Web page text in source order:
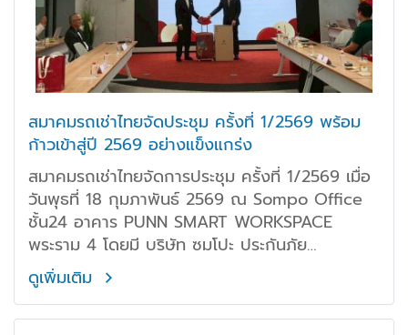
สมาคมรถเช่าไทยจัดประชุม ครั้งที่ 1/2569 พร้อม
ก้าวเข้าสู่ปี 2569 อย่างแข็งแกร่ง
สมาคมรถเช่าไทยจัดการประชุม ครั้งที่ 1/2569 เมื่อ
วันพุธที่ 18 กุมภาพันธ์ 2569 ณ Sompo Office
ชั้น24 อาคาร PUNN SMART WORKSPACE
พระราม 4 โดยมี บริษัท ซมโปะ ประกันภัย
(ประเทศไทย) จำกัด (มหาชน) ให้เกียรติเป็นเจ้าภาพ
และให้การต้อนรับสมาชิกอย่างอบอุ่น ในโอกาสนี้
ดร.นที วรรธนะโกวินท์ นายกสมาคม มอบของที่ระลึก
ดูเพิ่มเติม